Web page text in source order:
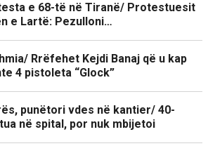
e 68-të në Tiranë/ Protestuesit
e Lartë: Pezulloni…
Rrëfehet Kejdi Banaj që u kap
4 pistoleta “Glock”
punëtori vdes në kantier/ 40-
në spital, por nuk mbijetoi